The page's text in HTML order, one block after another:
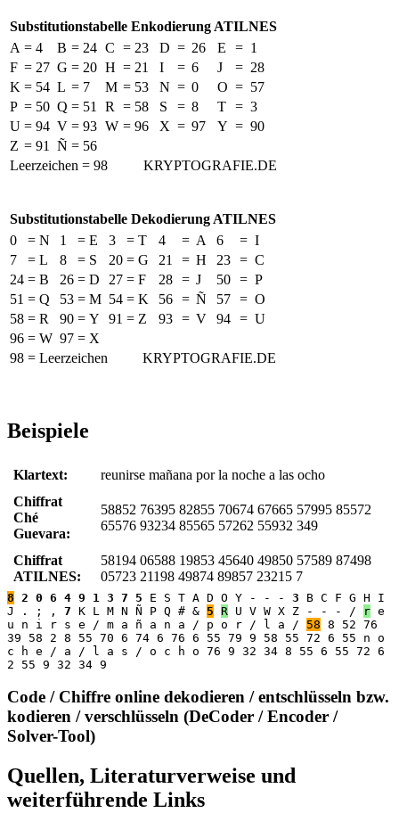
Substitutionstabelle Enkodierung ATILNES
A = 4 B = 24 C = 23 D = 26 E = 1
F = 27 G = 20 H = 21 I = 6 J = 28
K = 54 L = 7 M = 53 N = 0 O = 57
P = 50 Q = 51 R = 58 S = 8 T = 3
U = 94 V = 93 W = 96 X = 97 Y = 90
Z = 91 Ñ = 56
Leerzeichen = 98
KRYPTOGRAFIE.DE
Substitutionstabelle Dekodierung ATILNES
0
= N 1 = E 3 = T 4 = A 6 = I
7
= L 8 = S 20 = G 21 = H 23 = C
24 = B 26 = D 27 = F 28 = J 50 = P
51 = Q 53 = M 54 = K 56 = Ñ 57 = O
58 = R 90 = Y 91 = Z 93 = V 94 = U
96 = W 97 = X
98 = Leerzeichen
KRYPTOGRAFIE.DE
Beispiele
Klartext:
reunirse mañana por la noche a las ocho
Chiffrat
Ché
Guevara:
58852 76395 82855 70674 67665 57995 85572
65576 93234 85565 57262 55932 349
Chiffrat
ATILNES:
58194 06588 19853 45640 49850 57589 87498
05723 21198 49874 89857 23215 7
8 2 0 6 4 9 1 3 7 5 E S T A D O Y - - - 3 B C F G H I
J . ; , 7 K L M N Ñ P Q # & 5 R U V W X Z - - - / r e
u n i r s e / m a ñ a n a / p o r / l a / 58 8 52 76
39 58 2 8 55 70 6 74 6 76 6 55 79 9 58 55 72 6 55 n o
c h e / a / l a s / o c h o 76 9 32 34 8 55 6 55 72 6
2 55 9 32 34 9
Code / Chiffre online dekodieren / entschlüsseln bzw.
kodieren / verschlüsseln (DeCoder / Encoder /
Solver-Tool)
Quellen, Literaturverweise und
weiterführende Links